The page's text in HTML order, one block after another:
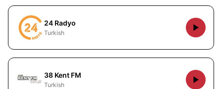
24 Radyo
Turkish
38 Kent FM
Turkish